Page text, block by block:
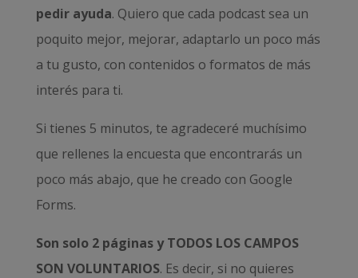
pedir ayuda. Quiero que cada podcast sea un
poquito mejor, mejorar, adaptarlo un poco más
a tu gusto, con contenidos o formatos de más
interés para ti.
Si tienes 5 minutos, te agradeceré muchísimo
que rellenes la encuesta que encontrarás un
poco más abajo, que he creado con Google
Forms.
Son solo 2 páginas y TODOS LOS CAMPOS
SON VOLUNTARIOS. Es decir, si no quieres